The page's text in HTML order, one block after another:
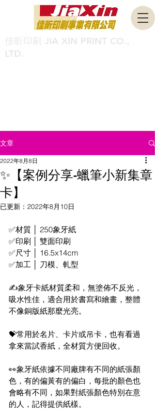
佳昕印刷 JIA XIN PRINT CO.,
LTD.
文章
✨【案例分享-蠟筆小新集章
卡】 ​
2022年8月8日
已更新： 2022年8月10日
✅材質 │ 250象牙紙​
✅印刷 │ 雙面印刷​
✅尺寸 │ 16.5x14cm​
✅加工 │ 刀模、軋型​
✍️象牙卡紙材質柔和，無塗佈不反光，
吸水性佳，適合用於書寫和繪畫，整體
不像銅版紙那麼光亮。​
💝常用於名片、卡片或吊卡，也有看過
拿來當試香紙，全材質方便回收。​
👀象牙紙依據不同廠牌有不同的紙張顏
色，有的偏黃有的偏白，每批的顏色也
會略有不同，如果對紙張顏色特別在意
的人，記得提供紙樣。​